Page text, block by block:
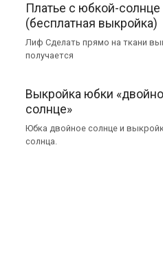
Платье с юбкой-солнце
(бесплатная выкройка)
Лиф Сделать прямо на ткани
получается
Выкройка юбки
солнце»
Юбка двойное солнце и
солнца.